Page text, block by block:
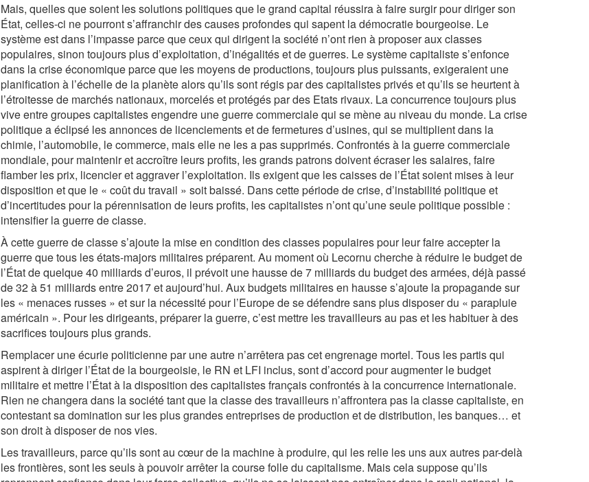
Mais, quelles que soient les solutions politiques que le grand capital réussira à faire surgir pour diriger son
État, celles-ci ne pourront s’affranchir des causes profondes qui sapent la démocratie bourgeoise. Le
système est dans l’impasse parce que ceux qui dirigent la société n’ont rien à proposer aux classes
populaires, sinon toujours plus d’exploitation, d’inégalités et de guerres. Le système capitaliste s’enfonce
dans la crise économique parce que les moyens de productions, toujours plus puissants, exigeraient une
planification à l’échelle de la planète alors qu’ils sont régis par des capitalistes privés et qu’ils se heurtent à
l’étroitesse de marchés nationaux, morcelés et protégés par des Etats rivaux. La concurrence toujours plus
vive entre groupes capitalistes engendre une guerre commerciale qui se mène au niveau du monde. La crise
politique a éclipsé les annonces de licenciements et de fermetures d’usines, qui se multiplient dans la
chimie, l’automobile, le commerce, mais elle ne les a pas supprimés. Confrontés à la guerre commerciale
mondiale, pour maintenir et accroître leurs profits, les grands patrons doivent écraser les salaires, faire
flamber les prix, licencier et aggraver l’exploitation. Ils exigent que les caisses de l’État soient mises à leur
disposition et que le « coût du travail » soit baissé. Dans cette période de crise, d’instabilité politique et
d’incertitudes pour la pérennisation de leurs profits, les capitalistes n’ont qu’une seule politique possible :
intensifier la guerre de classe.
À cette guerre de classe s’ajoute la mise en condition des classes populaires pour leur faire accepter la
guerre que tous les états-majors militaires préparent. Au moment où Lecornu cherche à réduire le budget de
l’État de quelque 40 milliards d’euros, il prévoit une hausse de 7 milliards du budget des armées, déjà passé
de 32 à 51 milliards entre 2017 et aujourd’hui. Aux budgets militaires en hausse s’ajoute la propagande sur
les « menaces russes » et sur la nécessité pour l’Europe de se défendre sans plus disposer du « parapluie
américain ». Pour les dirigeants, préparer la guerre, c’est mettre les travailleurs au pas et les habituer à des
sacrifices toujours plus grands.
Remplacer une écurie politicienne par une autre n’arrêtera pas cet engrenage mortel. Tous les partis qui
aspirent à diriger l’État de la bourgeoisie, le RN et LFI inclus, sont d’accord pour augmenter le budget
militaire et mettre l’État à la disposition des capitalistes français confrontés à la concurrence internationale.
Rien ne changera dans la société tant que la classe des travailleurs n’affrontera pas la classe capitaliste, en
contestant sa domination sur les plus grandes entreprises de production et de distribution, les banques… et
son droit à disposer de nos vies.
Les travailleurs, parce qu’ils sont au cœur de la machine à produire, qui les relie les uns aux autres par-delà
les frontières, sont les seuls à pouvoir arrêter la course folle du capitalisme. Mais cela suppose qu’ils